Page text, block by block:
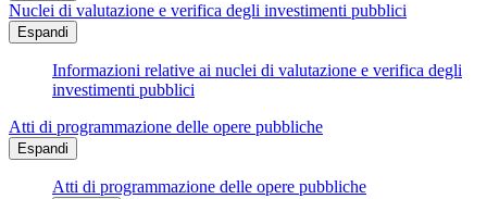
Nuclei di valutazione e verifica degli investimenti pubblici
Espandi
Informazioni relative ai nuclei di valutazione e verifica degli
investimenti pubblici
Atti di programmazione delle opere pubbliche
Espandi
Atti di programmazione delle opere pubbliche